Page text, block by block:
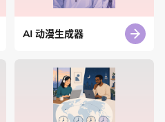
AI 动漫生成器